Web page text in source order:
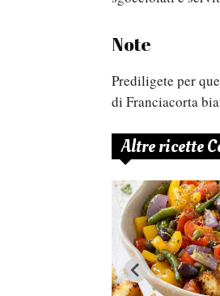
Note
Prediligete per
di Franciacorta
Altre ricette